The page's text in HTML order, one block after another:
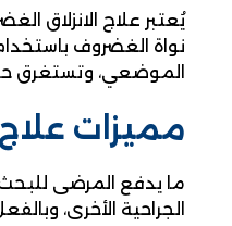
يُعتبر علاج الانزلاق
نواة الغضروف
الموضعي، وتستغرق حوالي 30 دقيقة، ويستطيع المريض العودة
مميزات
ما يدفع المرضى للبحث
الجراحية الأخرى،